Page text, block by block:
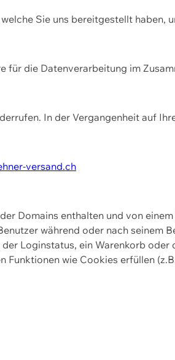
Sie uns bereitgestellt haben,
die Datenverarbeitung im
In der Vergangenheit auf
versand.ch
Domains enthalten und von
während oder nach seinem
Loginstatus, ein Warenkorb
wie Cookies erfüllen